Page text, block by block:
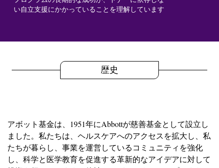
い自立支援にかかっていることを理解しています
歴史
アボット基金は、1951年にAbbottが慈善基金として設立し
ました。私たちは、ヘルスケアへのアクセスを拡大し、私
たちが暮らし、事業を運営しているコミュニティを強化
し、科学と医学教育を促進する革新的なアイデアに対して